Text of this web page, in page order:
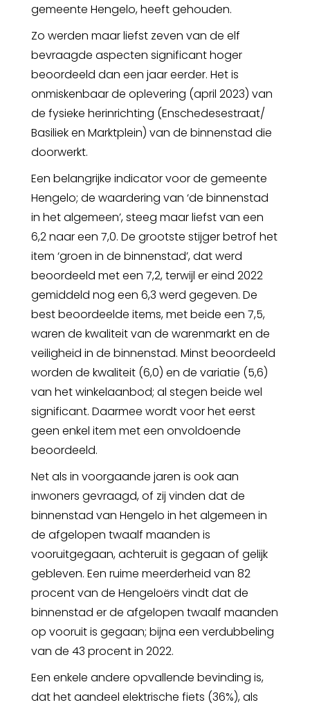
gemeente Hengelo, heeft gehouden.
Zo werden maar liefst zeven van de elf
bevraagde aspecten significant hoger
beoordeeld dan een jaar eerder. Het is
onmiskenbaar de oplevering (april 2023) van
de fysieke herinrichting (Enschedesestraat/
Basiliek en Marktplein) van de binnenstad die
doorwerkt.
Een belangrijke indicator voor de gemeente
Hengelo; de waardering van ‘de binnenstad
in het algemeen’, steeg maar liefst van een
6,2 naar een 7,0. De grootste stijger betrof het
item ‘groen in de binnenstad’, dat werd
beoordeeld met een 7,2, terwijl er eind 2022
gemiddeld nog een 6,3 werd gegeven. De
best beoordeelde items, met beide een 7,5,
waren de kwaliteit van de warenmarkt en de
veiligheid in de binnenstad. Minst beoordeeld
worden de kwaliteit (6,0) en de variatie (5,6)
van het winkelaanbod; al stegen beide wel
significant. Daarmee wordt voor het eerst
geen enkel item met een onvoldoende
beoordeeld.
Net als in voorgaande jaren is ook aan
inwoners gevraagd, of zij vinden dat de
binnenstad van Hengelo in het algemeen in
de afgelopen twaalf maanden is
vooruitgegaan, achteruit is gegaan of gelijk
gebleven. Een ruime meerderheid van 82
procent van de Hengeloërs vindt dat de
binnenstad er de afgelopen twaalf maanden
op vooruit is gegaan; bijna een verdubbeling
van de 43 procent in 2022.
Een enkele andere opvallende bevinding is,
dat het aandeel elektrische fiets (36%), als